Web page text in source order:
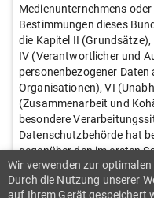
Medienunternehmens
Bestimmungen dieses
die Kapitel II
IV (Verantwortlicher und
personenbezogener
Organisationen), VI
(Zusammenarbeit und
besondere
Datenschutzbehörde hat
gegenüber den im ersten
des
(2)
Soweit dies
Wir verwenden zur
Durch die Nutzung unserer
auf Ihrem Gerät gespeichert